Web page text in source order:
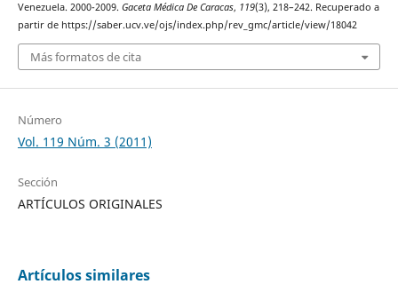
Venezuela. 2000-2009. Gaceta Médica De Caracas, 119(3), 218–242. Recuperado a
partir de https://saber.ucv.ve/ojs/index.php/rev_gmc/article/view/18042
Más formatos de cita
Número
Vol. 119 Núm. 3 (2011)
Sección
ARTÍCULOS ORIGINALES
Artículos similares